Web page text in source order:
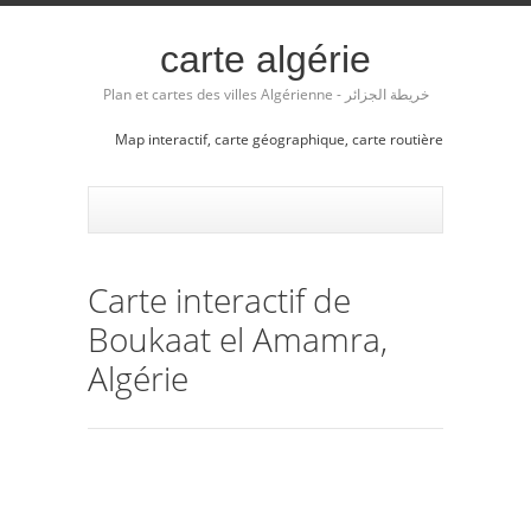
carte algérie
Plan et cartes des villes Algérienne - خريطة الجزائر
Map interactif, carte géographique, carte routière
Carte interactif de
Boukaat el Amamra,
Algérie